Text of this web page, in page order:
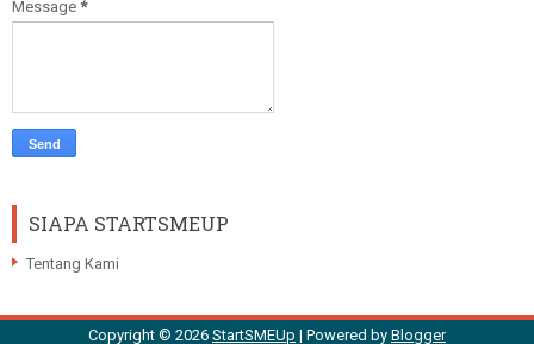
Message *
SIAPA STARTSMEUP
Tentang Kami
Copyright © 2026 StartSMEUp | Powered by Blogger